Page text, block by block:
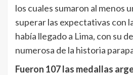
los cuales sumaron al menos
superar las expectativas con
había llegado a Lima, con su
numerosa de la historia
Fueron 107 las medallas